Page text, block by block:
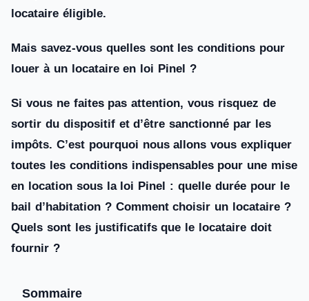
locataire éligible.
Mais savez-vous quelles sont les conditions pour
louer à un locataire en loi Pinel ?
Si vous ne faites pas attention, vous risquez de
sortir du dispositif et d’être sanctionné par les
impôts. C’est pourquoi nous allons vous expliquer
toutes les conditions indispensables pour une mise
en location sous la loi Pinel : quelle durée pour le
bail d’habitation ? Comment choisir un locataire ?
Quels sont les justificatifs que le locataire doit
fournir ?
Sommaire